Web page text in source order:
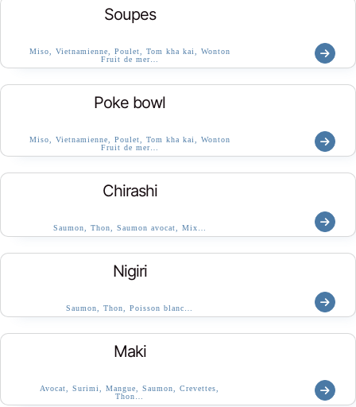
Soupes
Miso, Vietnamienne, Poulet, Tom kha kai, Wonton
Fruit de mer…
Poke bowl
Miso, Vietnamienne, Poulet, Tom kha kai, Wonton
Fruit de mer…
Chirashi
Saumon, Thon, Saumon avocat, Mix…
Nigiri
Saumon, Thon, Poisson blanc…
Maki
Avocat, Surimi, Mangue, Saumon, Crevettes,
Thon…